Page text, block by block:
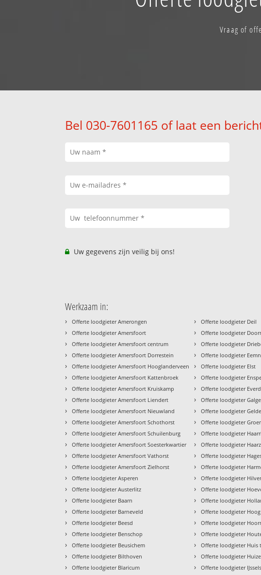
Vraag of
Bel 030-7601165 of laat een
Uw gegevens zijn veilig bij ons!
Werkzaam in:
› Offerte loodgieter Amerongen
› Offerte loodgieter Amersfoort
› Offerte loodgieter Amersfoort centrum
› Offerte loodgieter Amersfoort Dorrestein
› Offerte loodgieter Amersfoort Hooglanderveen
› Offerte loodgieter Amersfoort Kattenbroek
› Offerte loodgieter Amersfoort Kruiskamp
› Offerte loodgieter Amersfoort Liendert
› Offerte loodgieter Amersfoort Nieuwland
› Offerte loodgieter Amersfoort Schothorst
› Offerte loodgieter Amersfoort Schuilenburg
› Offerte loodgieter Amersfoort Soesterkwartier
› Offerte loodgieter Amersfoort Vathorst
› Offerte loodgieter Amersfoort Zielhorst
› Offerte loodgieter Asperen
› Offerte loodgieter Austerlitz
› Offerte loodgieter Baarn
› Offerte loodgieter Barneveld
› Offerte loodgieter Beesd
› Offerte loodgieter Benschop
› Offerte loodgieter Beusichem
› Offerte loodgieter Bilthoven
› Offerte loodgieter Blaricum
› Offerte loodgieter Deil
› Offerte loodgieter
› Offerte loodgieter
› Offerte loodgieter
› Offerte loodgieter Elst
› Offerte loodgieter
› Offerte loodgieter
› Offerte loodgieter
› Offerte loodgieter
› Offerte loodgieter
› Offerte loodgieter
› Offerte loodgieter
› Offerte loodgieter
› Offerte loodgieter
› Offerte loodgieter
› Offerte loodgieter
› Offerte loodgieter
› Offerte loodgieter
› Offerte loodgieter
› Offerte loodgieter
› Offerte loodgieter Huis
› Offerte loodgieter
› Offerte loodgieter